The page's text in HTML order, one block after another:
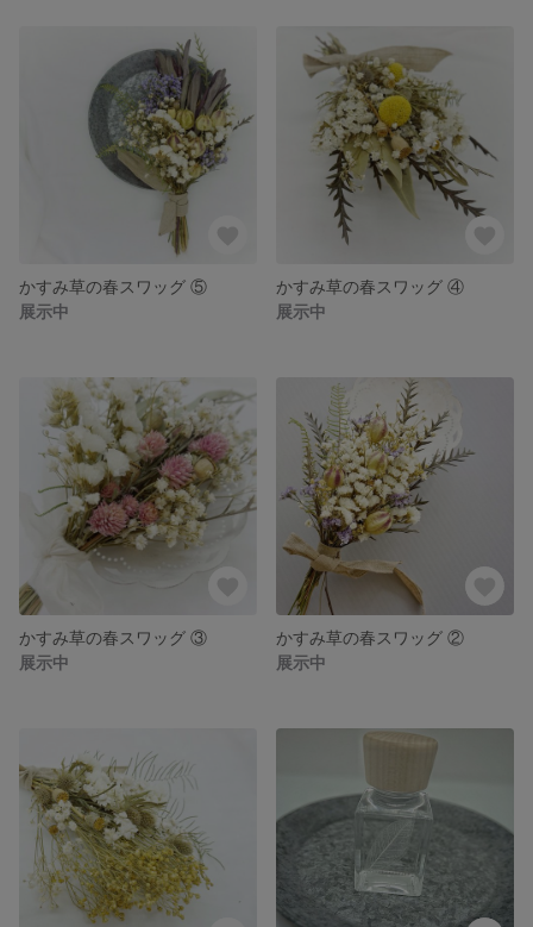
かすみ草の春スワッグ ⑤
展示中
かすみ草の春スワッグ ④
展示中
かすみ草の春スワッグ ③
展示中
かすみ草の春スワッグ ②
展示中